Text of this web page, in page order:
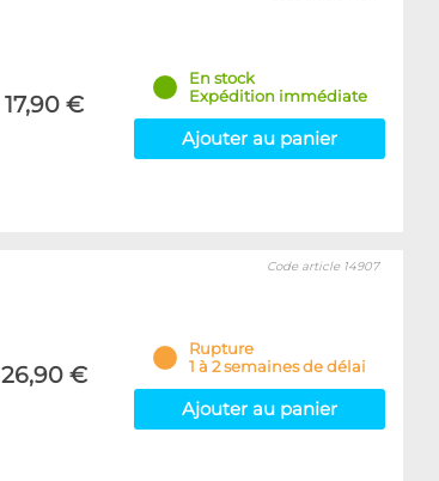
17,90 €
En stock
Expédition immédiate
Ajouter au panier
26,90 €
Code article 14907
Rupture
1 à 2 semaines de délai
Ajouter au panier